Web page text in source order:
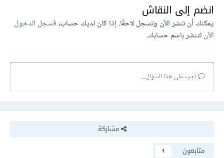
انضم إلى النقاش
يمكنك أن تنشر الآن وتسجل لاحقًا. إذا كان لديك حساب،فسجل الدخول
الآنلتنشر باسم حسابك.
أجب على هذا السؤال...
مشاركة
متابعون
1